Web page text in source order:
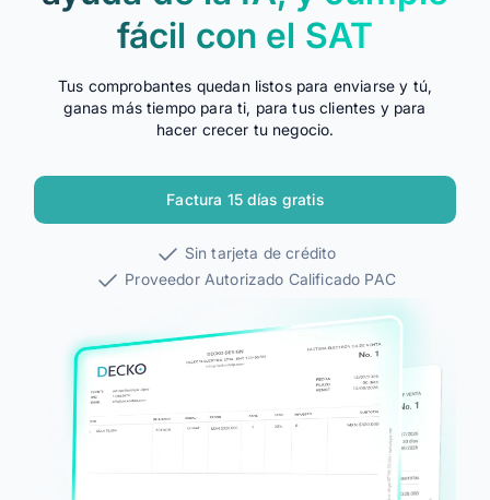
Contabilidad y Facturación
PARA CONTADORES
Alegra para Contadores
Alegra Calcula
Agendar Demo
fácil con el SAT
Tus comprobantes quedan listos para enviarse y tú,
ganas más tiempo para ti, para tus clientes y para
hacer crecer tu negocio.
Factura 15 días gratis
Sin tarjeta de crédito
Proveedor Autorizado Calificado PAC